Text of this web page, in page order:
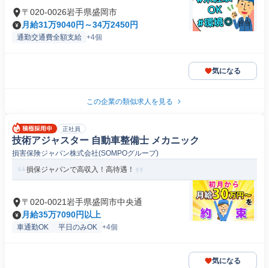
〒020-0026岩手県盛岡市
月給31万9040円～34万2450円
通勤交通費全額支給 +4個
気になる
この企業の類似求人を見る
正社員
技術アジャスター 自動車整備士 メカニック
損害保険ジャパン株式会社(SOMPOグループ)
損保ジャパンで高収入！高待遇！
〒020-0021岩手県盛岡市中央通
月給35万7090円以上
車通勤OK 平日のみOK +4個
気になる